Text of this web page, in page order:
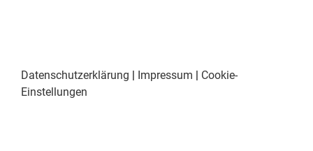
Datenschutzerklärung | Impressum | Cookie-
Einstellungen